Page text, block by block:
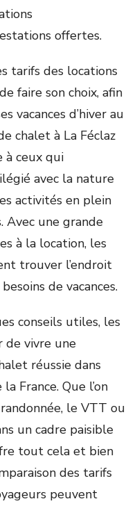
offertes.
tarifs des locations
faire son choix, afin
vacances d’hiver au
chalet à La Féclaz
à ceux qui
avec la nature
activités en plein
Avec une grande
à la location, les
trouver l’endroit
de vacances.
conseils utiles, les
de vivre une
réussie dans
France. Que l’on
le VTT ou
un cadre paisible
tout cela et bien
des tarifs
peuvent